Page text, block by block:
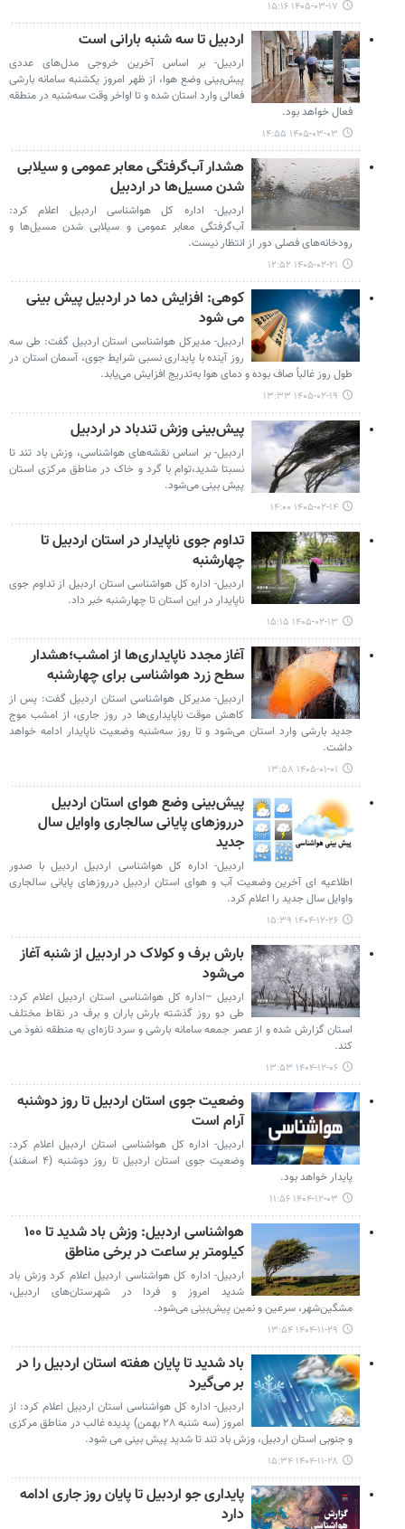
۱۴۰۵-۰۳-۱۷ ۱۵:۱۶
اردبیل تا سه شنبه بارانی است
اردبیل- بر اساس آخرین خروجی مدل‌های عددی
پیش‌بینی وضع هوا، از ظهر امروز یکشنبه سامانه‌ بارشی
فعالی وارد استان شده و تا اواخر وقت سه‌شنبه در منطقه
فعال خواهد بود.
۱۴۰۵-۰۳-۰۳ ۱۴:۵۵
هشدار آب‌گرفتگی معابر عمومی و سیلابی
شدن مسیل‌ها در اردبیل
اردبیل- اداره کل هواشناسی اردبیل اعلام کرد:
آب‌گرفتگی معابر عمومی و سیلابی شدن مسیل‌ها و
رودخانه‌های فصلی دور از انتظار نیست.
۱۴۰۵-۰۲-۲۱ ۱۲:۵۲
کوهی: افزایش دما در اردبیل پیش بینی
می شود
اردبیل- مدیرکل هواشناسی استان اردبیل گفت: طی سه
روز آینده با پایداری نسبی شرایط جوی، آسمان استان در
طول روز غالباً صاف بوده و دمای هوا به‌تدریج افزایش می‌یابد.
۱۴۰۵-۰۲-۱۹ ۱۳:۳۳
پیش‌بینی وزش تندباد در اردبیل
اردبیل- بر اساس نقشه‌های هواشناسی، وزش باد تند تا
نسبتا شدید،توام با گرد و خاک در مناطق مرکزی استان
پیش بینی می‌شود.
۱۴۰۵-۰۲-۱۴ ۱۴:۰۰
تداوم جوی ناپایدار در استان اردبیل تا
چهارشنبه
اردبیل- اداره کل هواشناسی استان اردبیل از تداوم جوی
ناپایدار در این استان تا چهارشنبه خبر داد.
۱۴۰۵-۰۲-۱۳ ۱۵:۱۵
آغاز مجدد ناپایداری‌ها از امشب؛هشدار
سطح زرد هواشناسی برای چهارشنبه
اردبیل- مدیرکل هواشناسی استان اردبیل گفت: پس از
کاهش موقت ناپایداری‌ها در روز جاری، از امشب موج
جدید بارشی وارد استان می‌شود و تا روز سه‌شنبه وضعیت ناپایدار ادامه خواهد
داشت.
۱۴۰۵-۰۱-۰۱ ۱۳:۵۸
پیش‌بینی وضع هوای استان اردبیل
درروزهای پایانی سالجاری واوایل سال
جدید
اردبیل- اداره کل هواشناسی اردبیل اردبیل با صدور
اطلاعیه ای آخرین وضعیت آب و هوای استان اردبیل درروزهای پایانی سالجاری
واوایل سال جدید را اعلام کرد.
۱۴۰۴-۱۲-۲۶ ۱۵:۳۹
بارش برف و کولاک در اردبیل از شنبه آغاز
می‌شود
اردبیل –اداره کل هواشناسی استان اردبیل اعلام کرد:
طی دو روز گذشته بارش باران و برف در نقاط مختلف
استان گزارش شده و از عصر جمعه سامانه بارشی و سرد تازه‌ای به منطقه نفوذ می‌
کند.
۱۴۰۴-۱۲-۰۶ ۱۳:۵۳
وضعیت جوی استان اردبیل تا روز دوشنبه
آرام است
اردبیل- اداره کل هواشناسی استان اردبیل اعلام کرد:
وضعیت جوی استان اردبیل تا روز دوشنبه (۴ اسفند)
پایدار خواهد بود.
۱۴۰۴-۱۲-۰۳ ۱۱:۵۶
هواشناسی اردبیل: وزش باد شدید تا ۱۰۰
کیلومتر بر ساعت در برخی مناطق
اردبیل- اداره کل هواشناسی اردبیل اعلام کرد وزش باد
شدید امروز و فردا در شهرستان‌های اردبیل،
مشگین‌شهر، سرعین و نمین پیش‌بینی می‌شود.
۱۴۰۴-۱۱-۲۹ ۱۳:۵۴
باد شدید تا پایان هفته استان اردبیل را در
بر می‌گیرد
اردبیل- اداره کل هواشناسی استان اردبیل اعلام کرد: از
امروز (سه شنبه ۲۸ بهمن) پدیده غالب در مناطق مرکزی
و جنوبی استان اردبیل، وزش باد تند تا شدید پیش بینی می شود.
۱۴۰۴-۱۱-۲۸ ۱۵:۳۴
پایداری جو اردبیل تا پایان روز جاری ادامه
دارد